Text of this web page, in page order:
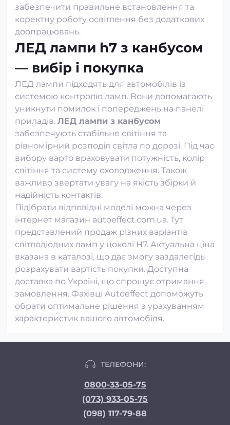
забезпечити правильне встановлення та
коректну роботу освітлення без додаткових
доопрацювань.
ЛЕД лампи h7 з канбусом
— вибір і покупка
ЛЕД лампи підходять для автомобілів із
системою контролю ламп. Вони допомагають
уникнути помилок і попереджень на панелі
приладів. ЛЕД лампи з канбусом
забезпечують стабільне світіння та
рівномірний розподіл світла по дорозі. Під час
вибору варто враховувати потужність, колір
світіння та систему охолодження. Також
важливо звертати увагу на якість збірки й
надійність контактів.
Підібрати відповідні моделі можна через
інтернет магазин autoeffect.com.ua. Тут
представлений продаж різних варіантів
світлодіодних ламп у цоколі H7. Актуальна ціна
вказана в каталозі, що дає змогу заздалегідь
розрахувати вартість покупки. Доступна
доставка по Україні, що спрощує отримання
замовлення. Фахівці Autoeffect допоможуть
обрати оптимальне рішення з урахуванням
характеристик вашого автомобіля.
ТЕЛЕФОНИ:
0800-33-05-75
(073) 933-05-75
(098) 117-79-88